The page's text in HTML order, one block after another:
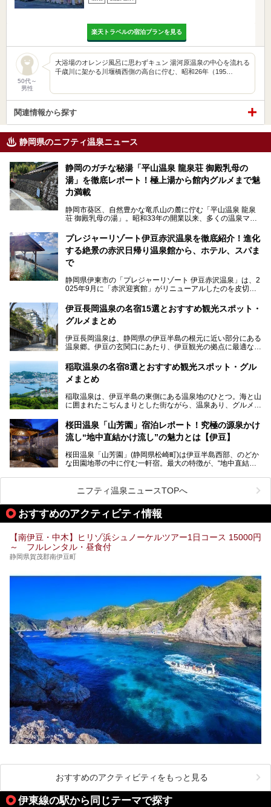
楽天トラベルの宿泊プランを見る
50代～
男性
大浴場のオレンジ風呂に思わずキュン 湯河原温泉の中心を流れる
千歳川に架かる川堰橋西側の高台に佇む、昭和26年（195…
関連情報から探す
静岡県のニフティ温泉ニュース
静岡のガチな秘湯「平山温泉 龍泉荘 御殿乳母の
湯」を徹底レポート！極上湯から館内グルメまで魅
力満載
静岡市葵区、自然豊かな竜爪山の麓に佇む「平山温泉 龍泉
荘 御殿乳母の湯」。昭和33年の開業以来、多くの温泉マニ
極上温泉です。お湯はもちろん、実はグルメも揃っているん
です。多くのファンを持つ、その圧倒的なこだわりと魅力を
解説します。
プレジャーリゾート伊豆赤沢温泉を徹底紹介！進化
する絶景の赤沢日帰り温泉館から、ホテル、スパま
で
静岡県伊東市の「プレジャーリゾート 伊豆赤沢温泉」は、2
025年9月に「赤沢迎賓館」がリニューアルしたのを皮切り
館」、「RED 28 HOTEL」がリニューアル。さらにこのあ
とグランピング施設のGRAX EARTH FIELD（グラックスア
ースフィールド）、大型屋内アミューズメント施設のPLEA
予定。
ャー施設など、現在リニューアルオープンしている施設を中
心に、家族連れでも大人だけでも、おひとりさまでも多彩な
楽しみ方ができる「プレジャーリゾート 伊豆赤沢温泉」を
───
この記事はプレジャーリゾート 伊豆赤沢温泉のPR記事で
す。
伊豆長岡温泉の名宿15選とおすすめ観光スポット・
グルメまとめ
伊豆長岡温泉は、静岡県の伊豆半島の根元に近い部分にある
温泉郷。伊豆の玄関口にあたり、伊豆観光の拠点に最適な立
ちろん日帰りでも楽しめるのが魅力です。
この記事では、伊豆長岡温泉の歴史や魅力、おすすめの宿を
る温泉施設も紹介します！
稲取温泉の名宿8選とおすすめ観光スポット・グル
メまとめ
稲取温泉は、伊豆半島の東側にある温泉地のひとつ。海と山
に囲まれたこぢんまりとした街ながら、温泉あり、グルメあ
京からは約2時間30分、直通電車もありアクセスしやすいの
もうれしいところ。
入れる温泉施設、チェックしたい観光スポットやアクティビ
ティなどを一挙にまとめピックアップ。伊豆稲取温泉を訪れ
桜田温泉「山芳園」宿泊レポート！究極の源泉かけ
流し“地中直結かけ流し”の魅力とは【伊豆】
桜田温泉「山芳園」(静岡県松崎町)は伊豆半島西部、のどか
な田園地帯の中に佇む一軒宿。最大の特徴が、“地中直結か
地下に眠る源泉を加水・加温・消毒無し、さらには途中過程
で空気にも触れさせることなく浴槽まで提供。「究極の源泉
かけ流し」と言っても決して過言ではありません。
今回、桜田温泉「山芳園」の“温泉”を中心に、その魅力を詳
細レポート。また口コミの評判も非常に高い宿であり、客室
や食事も併せて徹底紹介します！
ニフティ温泉ニュースTOPへ
おすすめのアクティビティ情報
【南伊豆・中木】ヒリゾ浜シュノーケルツアー1日コース 15000円
～ フルレンタル・昼食付
静岡県賀茂郡南伊豆町
おすすめのアクティビティをもっと見る
伊東線の駅から同じテーマで探す